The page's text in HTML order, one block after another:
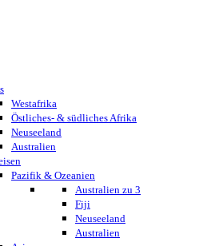
Westafrika
Östliches- & südliches Afrika
Neuseeland
Australien
Pazifik & Ozeanien
Australien zu 3
Fiji
Neuseeland
Australien